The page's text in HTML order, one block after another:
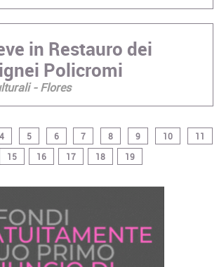
in Restauro dei
Policromi
- Flores
4 5 6 7 8 9 10
11
15 16 17 18 19